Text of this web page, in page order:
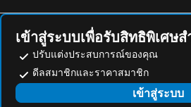
Auberge Mermaid
Awaumi Fujikawaguchiko Resort
Cabin & Lounge Highland Station Inn
JINYA Fujikawaguchiko
Tokyo Metro Station
สถานีอากิฮาบาระ
Gotemba Premium Outlets
นาริตะโคคุไซคูโค
เข้าสู่ระบบเพื่อรับสิทธิพิเศษ
ปรับแต่งประสบการณ์ของคุณ
ดีลสมาชิกและราคาสมาชิก
เข้าสู่ระบบ